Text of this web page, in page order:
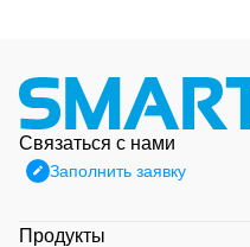
Связаться с нами
Заполнить заявку
Продукты